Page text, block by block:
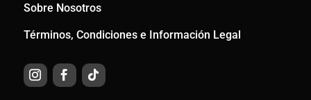
Sobre Nosotros
Términos, Condiciones e Información Legal